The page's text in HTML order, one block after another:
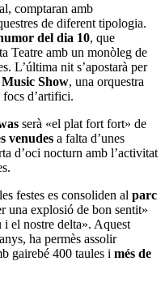
comptaran amb
de diferent tipologia.
del dia 10, que
Teatre amb un monòleg de
L’última nit s’apostarà per
Show, una orquestra
focs d’artifici.
serà «el plat fort fort» de
venudes a falta d’unes
d’oci nocturn amb l’activitat
festes es consoliden al parc
una explosió de bon sentit»
i el nostre delta». Aquest
ha permès assolir
gairebé 400 taules i més de